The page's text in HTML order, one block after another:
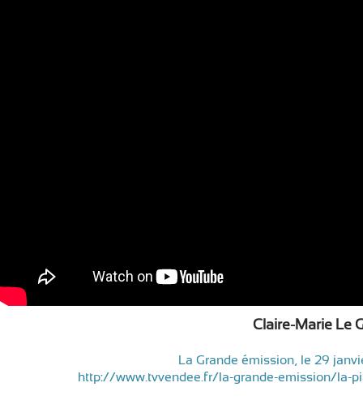
Claire-Marie Le
La Grande émission, le 29 janvier 2014 -
http://www.tvvendee.fr/la-grande-emission/la-